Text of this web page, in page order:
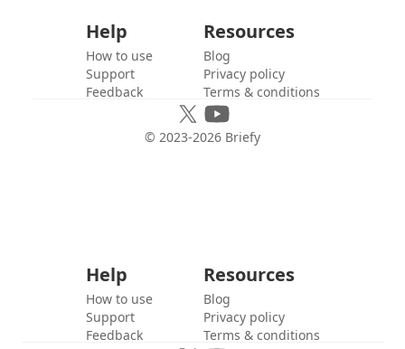
Help
How to use
Support
Feedback
Resources
Blog
Privacy policy
Terms & conditions
© 2023-2026 Briefy
Help
How to use
Support
Feedback
Resources
Blog
Privacy policy
Terms & conditions